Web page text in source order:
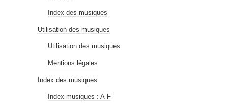
Index des musiques
Utilisation des musiques
Utilisation des musiques
Mentions légales
Index des musiques
Index musiques : A-F